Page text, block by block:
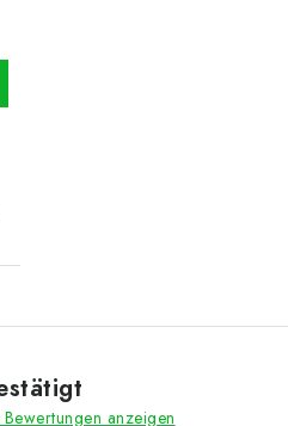
anzeigen